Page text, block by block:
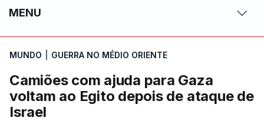
MENU
MUNDO GUERRA NO MÉDIO ORIENTE
Camiões com ajuda para Gaza
voltam ao Egito depois de ataque de
Israel